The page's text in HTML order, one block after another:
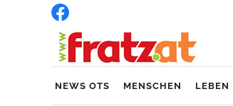
NEWS OTS MENSCHEN LEBEN